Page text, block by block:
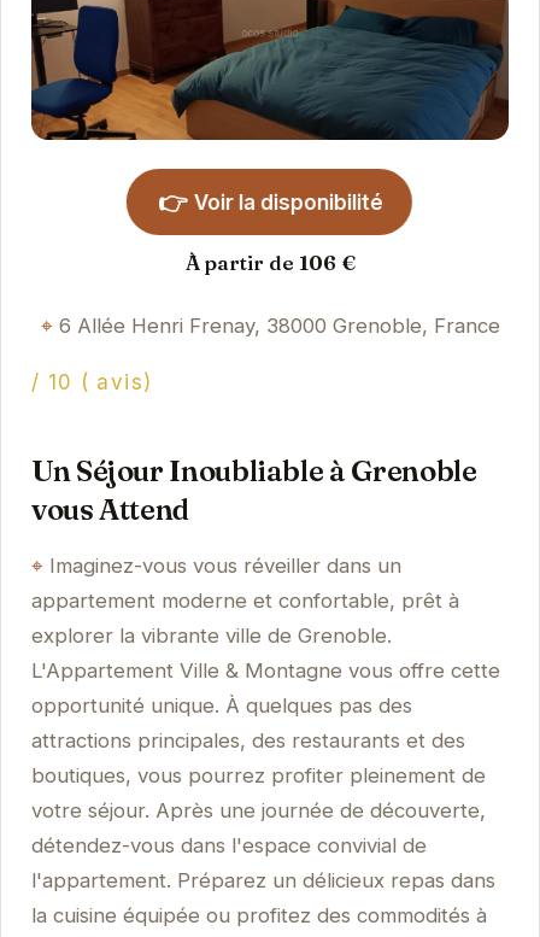
👉 Voir la disponibilité
À partir de 106 €
6 Allée Henri Frenay, 38000 Grenoble, France
/ 10 ( avis)
Un Séjour Inoubliable à Grenoble
vous Attend
Imaginez-vous vous réveiller dans un
appartement moderne et confortable, prêt à
explorer la vibrante ville de Grenoble.
L'Appartement Ville & Montagne vous offre cette
opportunité unique. À quelques pas des
attractions principales, des restaurants et des
boutiques, vous pourrez profiter pleinement de
votre séjour. Après une journée de découverte,
détendez-vous dans l'espace convivial de
l'appartement. Préparez un délicieux repas dans
la cuisine équipée ou profitez des commodités à